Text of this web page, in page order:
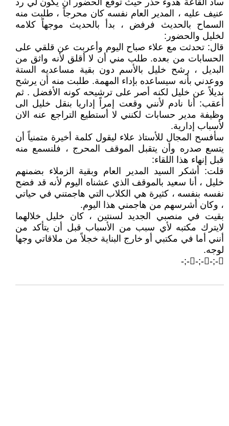
ساد القاعة هدوء حذر حيث توقع الحضور أن يكون لي رد
عنيف عليه ، المدير العام نفسه كان محرجاً ، طلبت منه
السماح بالحديث فرفض ، بدأ بالحديث موجهاً كلامه
لخليل والحضور:
قال: تحدثت مع علاء صباح اليوم وأعربت عن قلقي على
الحسابات من بعده. طلب مني أن لا أقلق لأنه واثق من
البديل ، رشح خليل بالأسم دون بقية مساعديه الستة
ووعدني بأنه سيساعده بإداء المهمة. طلبت منه أن يرشح
بديلاً عن خليل لكنه أصر على ترشيحه كونه الأفضل . ثم
أعقب: أنا نادم لأنني وقعت إمراً إداريا بنقل خليل الى
وظيفة مدير حسابات لكنني لا أستطيع التراجع عنه الان
لأسباب إدارية.
سأفسح المجال للأستاذ علاء ليقول كلمة أخيرة متمنياً أن
يتسع صدره وأن يتقبل الموقف المحرج ، فلنسمع منه
قبل إنهاء هذا اللقاء:
قلت: أشكر السيد المدير العام وبقية الزملاء بضمنهم
خليل ، أنا سعيد بالموقف الذي عشناه اليوم لأنه قد فضح
نفسه بنفسه ، كثيرة هي الكلاب التي هاجمتني في حياتي
، وكان أشرسهم من هاجمني هذا اليوم.
بقيت في منصبي الجديد لسنتين ، كان خليل خلالهما
لايترك مكتبه لأي سبب من الأسباب قبل أن يتأكد من
أنني أما في مكتبي أو خارج البناية خجلاً من ملاقاتي وجها
لوجه.
-;--;--;-